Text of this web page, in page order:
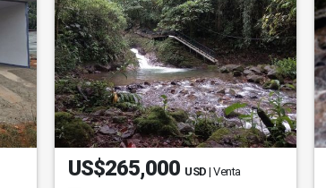
US$265,000 USD | Venta